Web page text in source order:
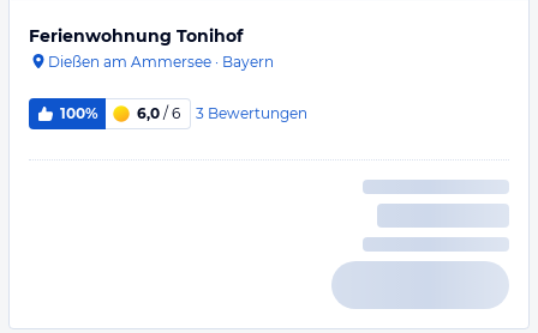
Ferienwohnung Tonihof
Dießen am Ammersee · Bayern
100% 6,0 / 6 3 Bewertungen